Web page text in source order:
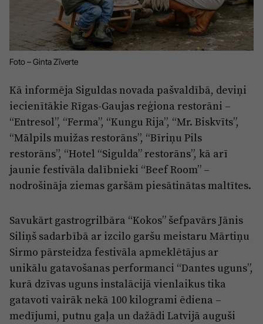
Salaspils
Saulkrasti
Jūrmala
Vide
Kodols
Par laikrakstu
Privātuma politika
Ētikas kodekss
Lietošanas noteikumi
Pārredzamības paziņojumi
Foto – Ginta Zīverte
Kā informēja Siguldas novada pašvaldībā, deviņi
iecienītākie Rīgas-Gaujas reģiona restorāni –
“Entresol”, “Ferma”, “Kungu Rija”, “Mr. Biskvīts”,
“Mālpils muižas restorāns”, “Bīriņu Pils
restorāns”, “Hotel “Sigulda” restorāns”, kā arī
jaunie festivāla dalībnieki “Beef Room” –
nodrošināja ziemas garšām piesātinātas maltītes.
Savukārt gastrogrilbāra “Kokos” šefpavārs Jānis
Siliņš sadarbībā ar izcilo garšu meistaru Mārtiņu
Sirmo pārsteidza festivāla apmeklētājus ar
unikālu gatavošanas performanci “Dantes uguns”,
kurā dzīvas uguns instalācijā vienlaikus tika
gatavoti vairāk nekā 100 kilogrami ēdiena –
medījumi, putnu gaļa un dažādi Latvijā auguši